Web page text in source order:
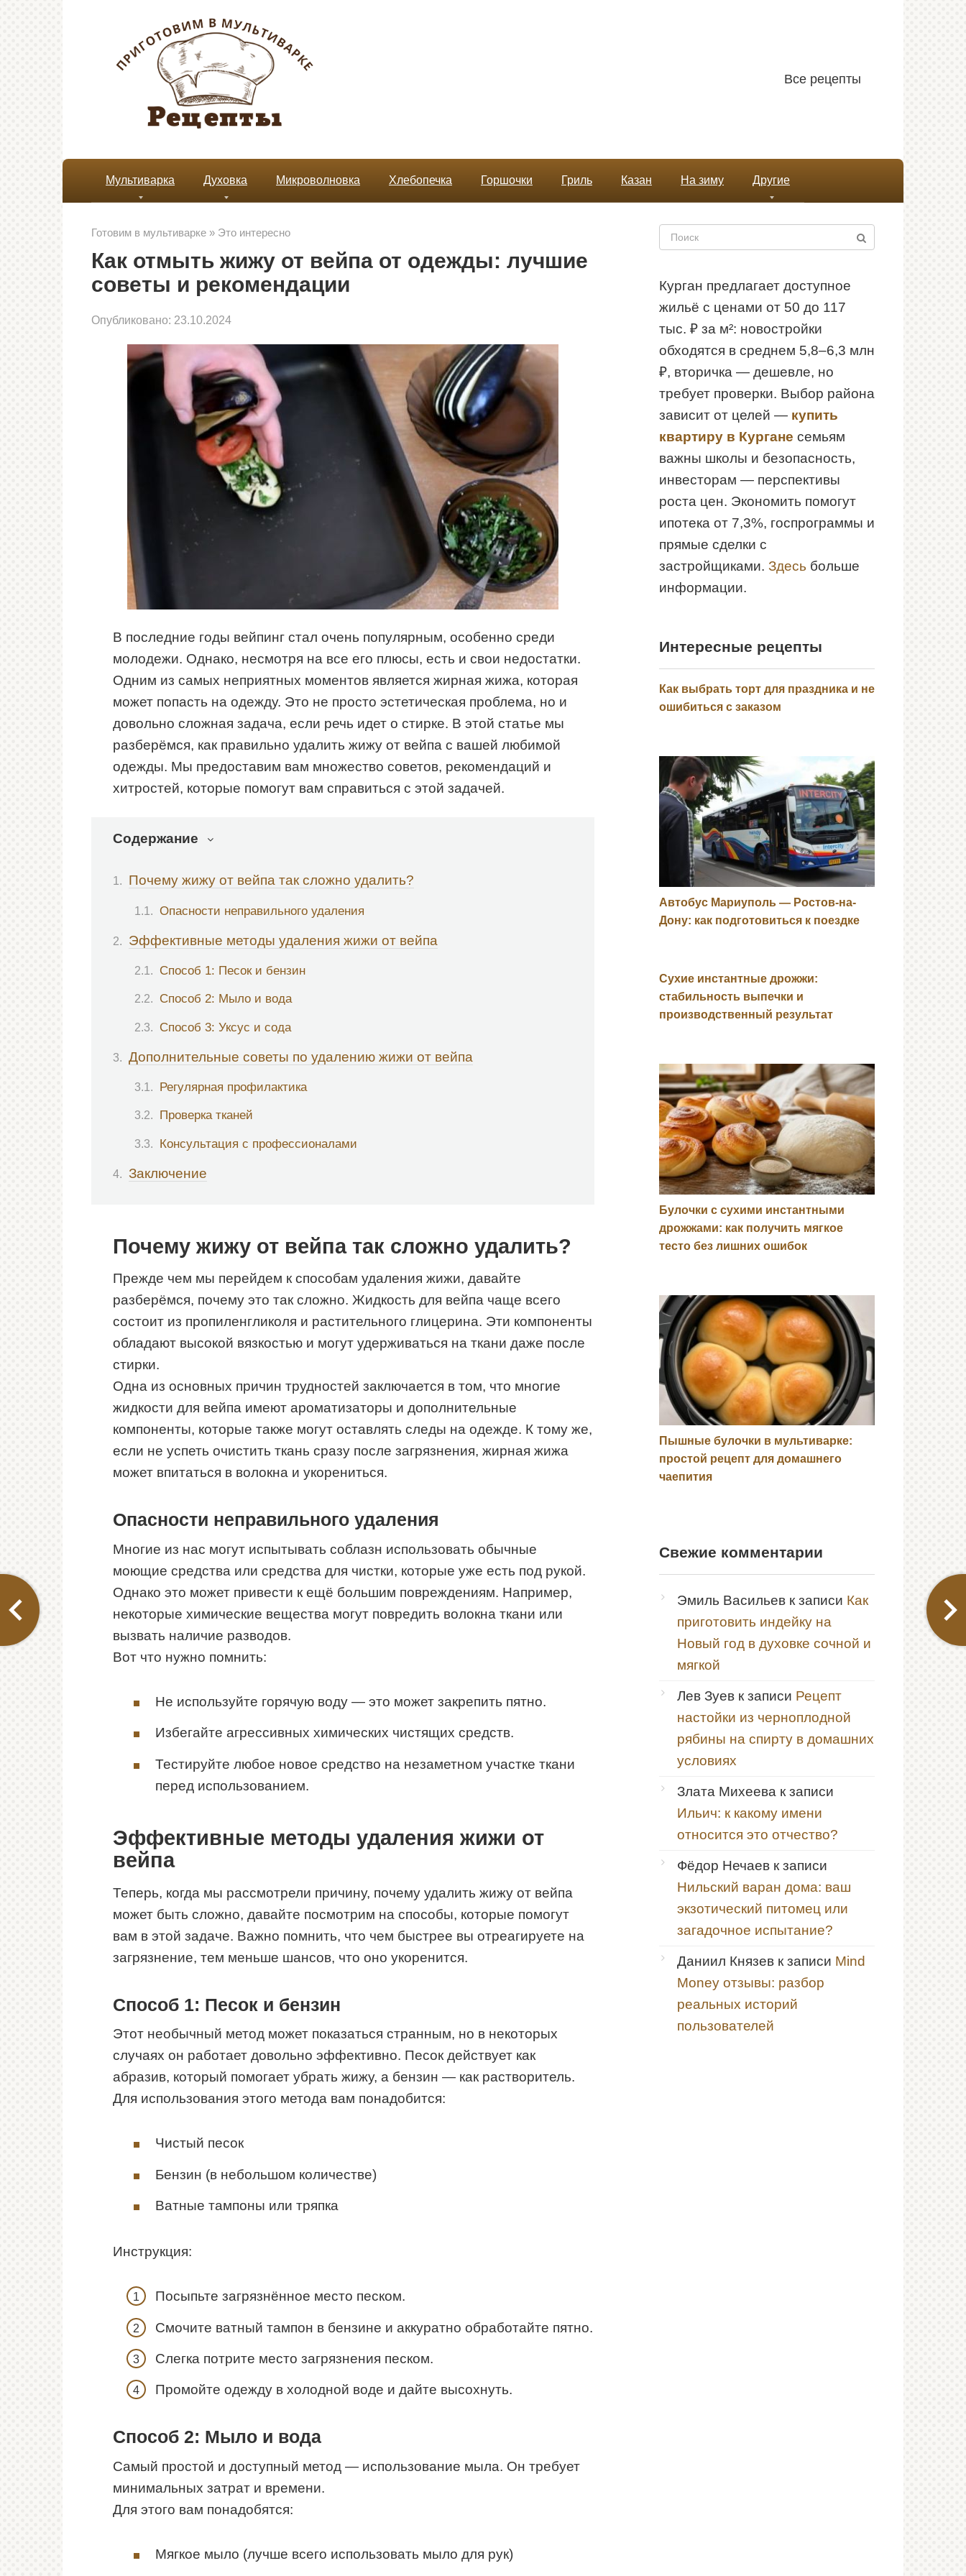
Все рецепты
Мультиварка Духовка Микроволновка Хлебопечка Горшочки Гриль Казан На зиму Другие
Готовим в мультиварке » Это интересно
Как отмыть жижу от вейпа от одежды: лучшие
советы и рекомендации
Опубликовано: 23.10.2024
В последние годы вейпинг стал очень популярным, особенно среди
молодежи. Однако, несмотря на все его плюсы, есть и свои недостатки.
Одним из самых неприятных моментов является жирная жижа, которая
может попасть на одежду. Это не просто эстетическая проблема, но и
довольно сложная задача, если речь идет о стирке. В этой статье мы
разберёмся, как правильно удалить жижу от вейпа с вашей любимой
одежды. Мы предоставим вам множество советов, рекомендаций и
хитростей, которые помогут вам справиться с этой задачей.
Содержание
Почему жижу от вейпа так сложно удалить?
Опасности неправильного удаления
Эффективные методы удаления жижи от вейпа
Способ 1: Песок и бензин
Способ 2: Мыло и вода
Способ 3: Уксус и сода
Дополнительные советы по удалению жижи от вейпа
Регулярная профилактика
Проверка тканей
Консультация с профессионалами
Заключение
Почему жижу от вейпа так сложно удалить?
Прежде чем мы перейдем к способам удаления жижи, давайте
разберёмся, почему это так сложно. Жидкость для вейпа чаще всего
состоит из пропиленгликоля и растительного глицерина. Эти компоненты
обладают высокой вязкостью и могут удерживаться на ткани даже после
стирки.
Одна из основных причин трудностей заключается в том, что многие
жидкости для вейпа имеют ароматизаторы и дополнительные
компоненты, которые также могут оставлять следы на одежде. К тому же,
если не успеть очистить ткань сразу после загрязнения, жирная жижа
может впитаться в волокна и укорениться.
Опасности неправильного удаления
Многие из нас могут испытывать соблазн использовать обычные
моющие средства или средства для чистки, которые уже есть под рукой.
Однако это может привести к ещё большим повреждениям. Например,
некоторые химические вещества могут повредить волокна ткани или
вызвать наличие разводов.
Вот что нужно помнить:
Не используйте горячую воду — это может закрепить пятно.
Избегайте агрессивных химических чистящих средств.
Тестируйте любое новое средство на незаметном участке ткани
перед использованием.
Эффективные методы удаления жижи от
вейпа
Теперь, когда мы рассмотрели причину, почему удалить жижу от вейпа
может быть сложно, давайте посмотрим на способы, которые помогут
вам в этой задаче. Важно помнить, что чем быстрее вы отреагируете на
загрязнение, тем меньше шансов, что оно укоренится.
Способ 1: Песок и бензин
Этот необычный метод может показаться странным, но в некоторых
случаях он работает довольно эффективно. Песок действует как
абразив, который помогает убрать жижу, а бензин — как растворитель.
Для использования этого метода вам понадобится:
Чистый песок
Бензин (в небольшом количестве)
Ватные тампоны или тряпка
Инструкция:
Посыпьте загрязнённое место песком.
Смочите ватный тампон в бензине и аккуратно обработайте пятно.
Слегка потрите место загрязнения песком.
Промойте одежду в холодной воде и дайте высохнуть.
Способ 2: Мыло и вода
Самый простой и доступный метод — использование мыла. Он требует
минимальных затрат и времени.
Для этого вам понадобятся:
Мягкое мыло (лучше всего использовать мыло для рук)
Поиск:
Курган предлагает доступное
жильё с ценами от 50 до 117
тыс. ₽ за м²: новостройки
обходятся в среднем 5,8–6,3 млн
₽, вторичка — дешевле, но
требует проверки. Выбор района
зависит от целей — купить
квартиру в Кургане семьям
важны школы и безопасность,
инвесторам — перспективы
роста цен. Экономить помогут
ипотека от 7,3%, госпрограммы и
прямые сделки с
застройщиками. Здесь больше
информации.
Интересные рецепты
Как выбрать торт для праздника и не
ошибиться с заказом
Автобус Мариуполь — Ростов-на-
Дону: как подготовиться к поездке
Сухие инстантные дрожжи:
стабильность выпечки и
производственный результат
Булочки с сухими инстантными
дрожжами: как получить мягкое
тесто без лишних ошибок
Пышные булочки в мультиварке:
простой рецепт для домашнего
чаепития
Свежие комментарии
Эмиль Васильев к записи Как
приготовить индейку на
Новый год в духовке сочной и
мягкой
Лев Зуев к записи Рецепт
настойки из черноплодной
рябины на спирту в домашних
условиях
Злата Михеева к записи
Ильич: к какому имени
относится это отчество?
Фёдор Нечаев к записи
Нильский варан дома: ваш
экзотический питомец или
загадочное испытание?
Даниил Князев к записи Mind
Money отзывы: разбор
реальных историй
пользователей